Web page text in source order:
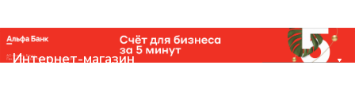
Интернет-магазин